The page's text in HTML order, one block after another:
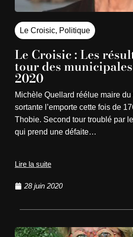
Le Croisic, Politique
Le Croisic : Les
tour des
2020
Michèle Quellard réélue maire
sortante l’emporte cette fois de
Thobie. Second tour troublé par
qui prend une défaite…
Lire la suite
28 juin 2020